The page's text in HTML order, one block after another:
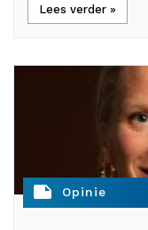
Lees verder »
note Opinie